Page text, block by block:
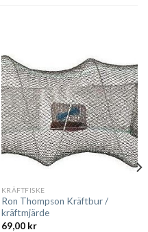
KRÄFTFISKE
Ron Thompson Kräftbur /
kräftmjärde
69,00 kr